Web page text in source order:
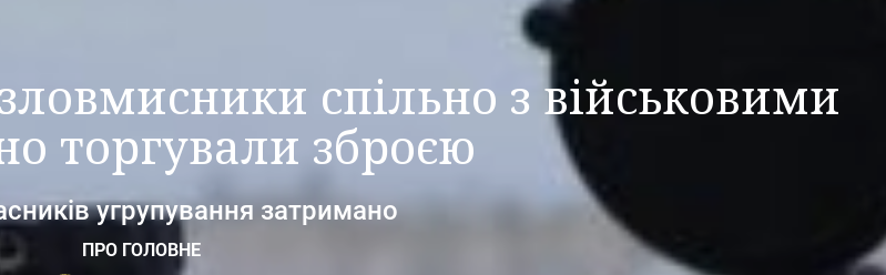
спільно з військовими
торгували зброєю
угрупування затримано
ПРО ГОЛОВНЕ